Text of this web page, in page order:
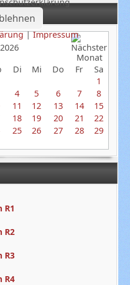
Di Mi Do Fr
Sa
1
4 5 6 7
8
11 12 13 14
15
18 19 20 21
22
25 26 27 28
29
R1
R2
R3
R4
|Impressum